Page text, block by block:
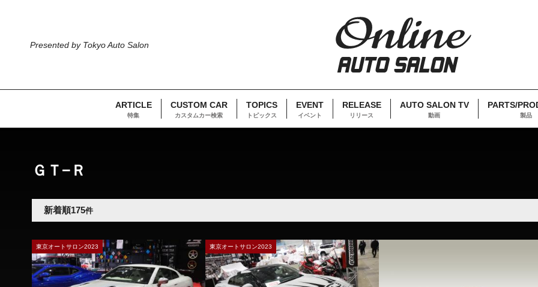
Presented by Tokyo Auto Salon
ARTICLE
特集
CUSTOM CAR
カスタムカー検索
TOPICS
トピックス
EVENT
イベント
RELEASE
リリース
AUTO SALON TV
動画
PARTS/
製品
ＧＴ−Ｒ
新着順175件
東京オートサロン2023 東京オートサロン2023